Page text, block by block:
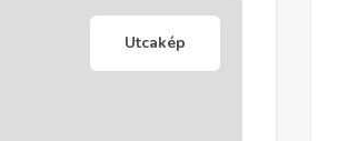
Utcakép